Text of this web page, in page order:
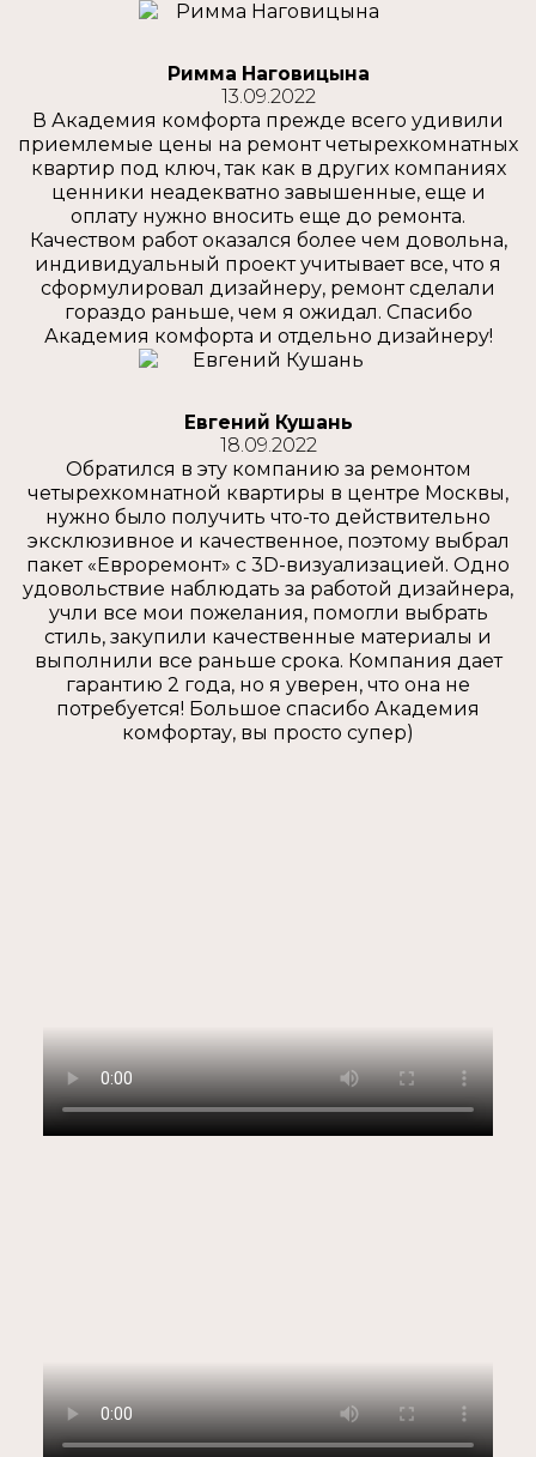
Римма Наговицына
13.09.2022
В Академия комфорта прежде всего удивили
приемлемые цены на ремонт четырехкомнатных
квартир под ключ, так как в других компаниях
ценники неадекватно завышенные, еще и
оплату нужно вносить еще до ремонта.
Качеством работ оказался более чем довольна,
индивидуальный проект учитывает все, что я
сформулировал дизайнеру, ремонт сделали
гораздо раньше, чем я ожидал. Спасибо
Академия комфорта и отдельно дизайнеру!
Евгений Кушань
18.09.2022
Обратился в эту компанию за ремонтом
четырехкомнатной квартиры в центре Москвы,
нужно было получить что-то действительно
эксклюзивное и качественное, поэтому выбрал
пакет «Евроремонт» с 3D-визуализацией. Одно
удовольствие наблюдать за работой дизайнера,
учли все мои пожелания, помогли выбрать
стиль, закупили качественные материалы и
выполнили все раньше срока. Компания дает
гарантию 2 года, но я уверен, что она не
потребуется! Большое спасибо Академия
комфортау, вы просто супер)